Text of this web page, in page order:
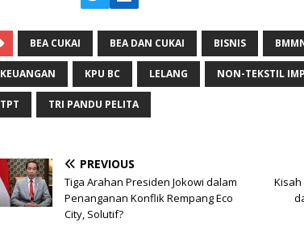
BEA CUKAI BEA DAN CUKAI BISNIS
KEUANGAN KPU BC LELANG NON-TEKSTIL
TPT TRI PANDU PELITA
PREVIOUS
Tiga Arahan Presiden Jokowi dalam
Penanganan Konflik Rempang Eco
City, Solutif?
Kisah